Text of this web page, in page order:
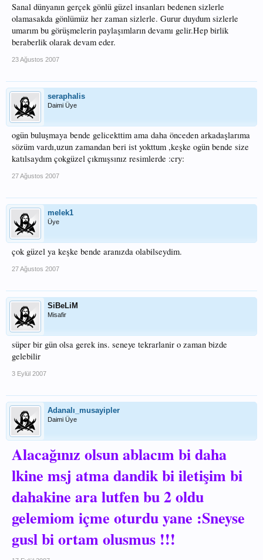
Sanal dünyanın gerçek gönlü güzel insanları bedenen sizlerle
olamasakda gönlümüz her zaman sizlerle. Gurur duydum sizlerle
umarım bu görüşmelerin paylaşımların devamı gelir.Hep birlik
beraberlik olarak devam eder.
23 Ağustos 2007
seraphalis
Daimi Üye
ogün buluşmaya bende gelicekttim ama daha önceden arkadaşlarıma
sözüm vardı,uzun zamandan beri ist yokttum ,keşke ogün bende size
katılsaydım çokgüzel çıkmışsınız resimlerde :cry:
27 Ağustos 2007
melek1
Üye
çok güzel ya keşke bende aranızda olabilseydim.
27 Ağustos 2007
SiBeLiM
Misafir
süper bir gün olsa gerek ins. seneye tekrarlanir o zaman bizde
gelebilir
3 Eylül 2007
Adanalı_musayipler
Daimi Üye
Alacağınız olsun ablacım bi daha
lkine msj atma dandik bi iletişim bi
dahakine ara lutfen bu 2 oldu
gelemiom içme oturdu yane :Sneyse
gusl bi ortam olusmus !!!